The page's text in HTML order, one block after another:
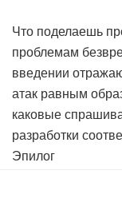
Что поделаешь
проблемам
введении
атак равным
каковые
разработки
Эпилог